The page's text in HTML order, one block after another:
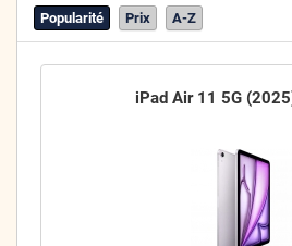
Popularité Prix A-Z
iPad Air 11 5G